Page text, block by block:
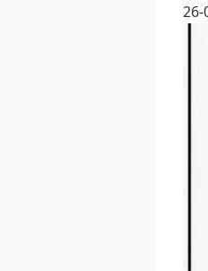
26-